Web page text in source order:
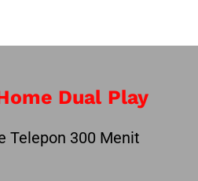
Dual Play
Telepon 300 Menit